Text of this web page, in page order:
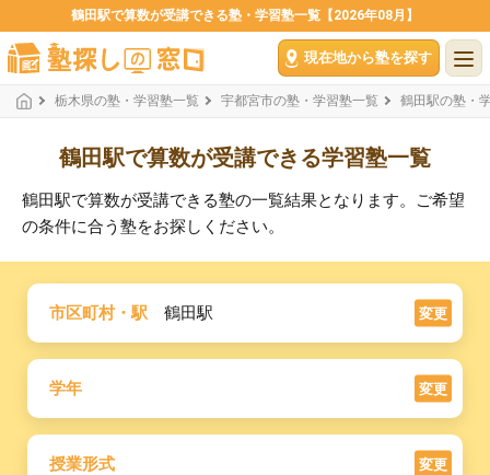
鶴田駅で算数が受講できる塾・学習塾一覧【2026年08月】
現在地から塾を探す
栃木県の塾・学習塾一覧 宇都宮市の塾・学習塾一覧 鶴田駅の塾・
鶴田駅で算数が受講できる学習塾一覧
鶴田駅で算数が受講できる塾の一覧結果となります。ご希望
の条件に合う塾をお探しください。
市区町村・駅 鶴田駅 変更
学年 変更
授業形式 変更